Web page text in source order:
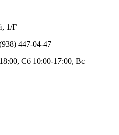
1/Г
447-04-47
Сб 10:00-17:00, Вс